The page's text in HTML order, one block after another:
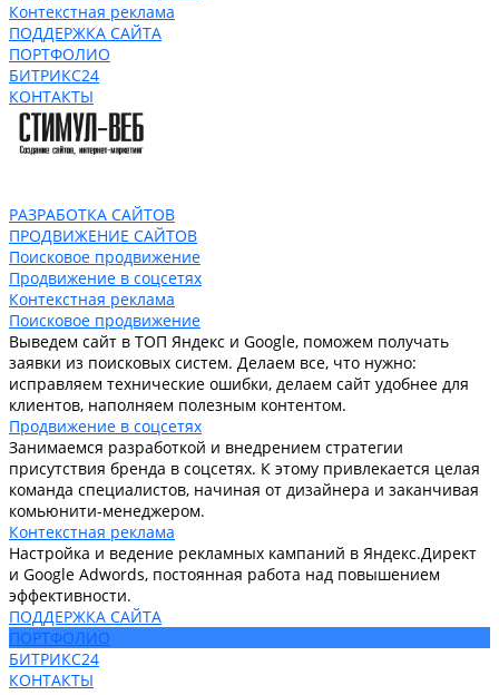
Контекстная реклама
ПОДДЕРЖКА САЙТА
ПОРТФОЛИО
БИТРИКС24
КОНТАКТЫ
РАЗРАБОТКА САЙТОВ
ПРОДВИЖЕНИЕ САЙТОВ
Поисковое продвижение
Продвижение в соцсетях
Контекстная реклама
Поисковое продвижение
Выведем сайт в ТОП Яндекс и Google, поможем получать
заявки из поисковых систем. Делаем все, что нужно:
исправляем технические ошибки, делаем сайт удобнее для
клиентов, наполняем полезным контентом.
Продвижение в соцсетях
Занимаемся разработкой и внедрением стратегии
присутствия бренда в соцсетях. К этому привлекается целая
команда специалистов, начиная от дизайнера и заканчивая
комьюнити-менеджером.
Контекстная реклама
Настройка и ведение рекламных кампаний в Яндекс.Директ
и Google Adwords, постоянная работа над повышением
эффективности.
ПОДДЕРЖКА САЙТА
ПОРТФОЛИО
БИТРИКС24
КОНТАКТЫ